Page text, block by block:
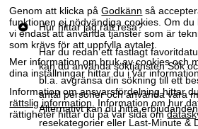
Genom att klicka påGodkänn så
funktionen ej nödvändiga cookies. Om
vi endast att använda tjänster som är
som krävs för att uppfylla avtalet.
Mer information om bruk av cookies och
dina inställningar hittar du i vår
Information om ansvarsfördelning hittar
rättslig information. Information om hur
rättigheter hittar du på vår sida om
Hur hittar jag rätt resa?
Har du redan ett fastlagt
kan du använda söktjänstenSök
bl.a. avgränsa din sökning till ett
antal personer och använda våra
Alternativt kan du hitta
resekategorier eller Last-Minute &